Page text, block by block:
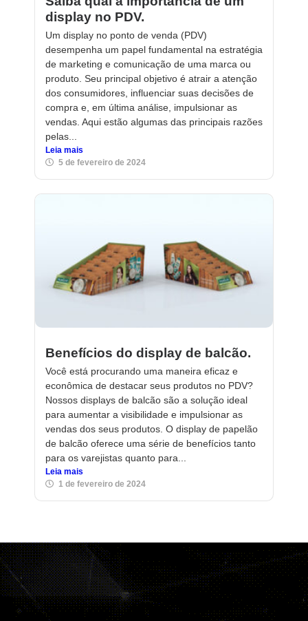
display no PDV.
Um display no ponto de venda (PDV)
desempenha um papel fundamental na estratégia
de marketing e comunicação de uma marca ou
produto. Seu principal objetivo é atrair a atenção
dos consumidores, influenciar suas decisões de
compra e, em última análise, impulsionar as
vendas. Aqui estão algumas das principais razões
pelas...
Leia mais
5 de fevereiro de 2024
Benefícios do display de balcão.
Você está procurando uma maneira eficaz e
econômica de destacar seus produtos no PDV?
Nossos displays de balcão são a solução ideal
para aumentar a visibilidade e impulsionar as
vendas dos seus produtos. O display de papelão
de balcão oferece uma série de benefícios tanto
para os varejistas quanto para...
Leia mais
1 de fevereiro de 2024